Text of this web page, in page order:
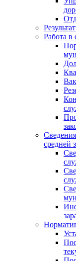
Работа в
средней